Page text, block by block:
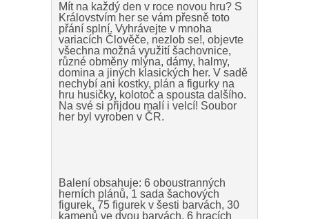
Mít na každý den v roce novou hru? S
Královstvím her se vám přesně toto
přání splní. Vyhrávejte v mnoha
variacích Člověče, nezlob se!, objevte
všechna možná využití šachovnice,
různé obměny mlýna, dámy, halmy,
domina a jiných klasických her. V sadě
nechybí ani kostky, plán a figurky na
hru husičky, kolotoč a spousta dalšího.
Na své si přijdou malí i velcí! Soubor
her byl vyroben v ČR.
Balení obsahuje: 6 oboustranných
herních plánů, 1 sada šachových
figurek, 75 figurek v šesti barvách, 30
kamenů ve dvou barvách, 6 hracích